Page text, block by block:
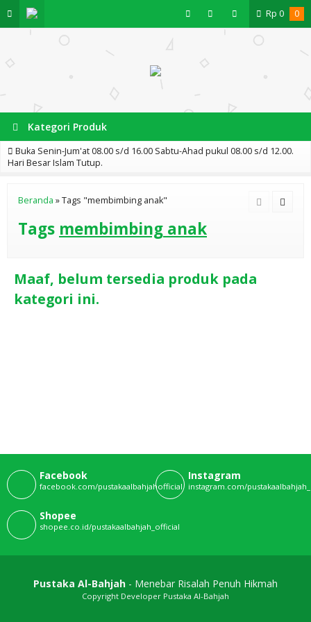
Rp 0 0
Kategori Produk
Buka Senin-Jum'at 08.00 s/d 16.00 Sabtu-Ahad pukul 08.00 s/d 12.00.
Hari Besar Islam Tutup.
Beranda »Tags "membimbing anak"
Tags membimbing anak
Maaf, belum tersedia produk pada
kategori ini.
Facebook
facebook.com/pustakaalbahjahofficial
Instagram
instagram.com/
Shopee
shopee.co.id/pustakaalbahjah_official
Pustaka Al-Bahjah - Menebar Risalah Penuh Hikmah
Copyright Developer Pustaka Al-Bahjah